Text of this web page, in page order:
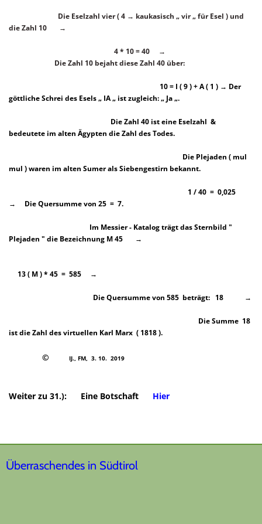
Die Eselzahl vier ( 4 → kaukasisch „ vir „ für Esel ) und
die Zahl 10 →
4 * 10 = 40 →
Die Zahl 10 bejaht diese Zahl 40 über:
10 = I ( 9 ) + A ( 1 ) → Der
göttliche Schrei des Esels „ IA „ ist zugleich: „ Ja „.
Die Zahl 40 ist eine Eselzahl &
bedeutete im alten Ägypten die Zahl des Todes.
Die Plejaden ( mul
mul ) waren im alten Sumer als Siebengestirn bekannt.
1 / 40 = 0,025
→ Die Quersumme von 25 = 7.
Im Messier - Katalog trägt das Sternbild "
Plejaden " die Bezeichnung M 45 →
13 ( M ) * 45 = 585 →
Die Quersumme von 585 beträgt: 18 →
Die Summe 18
ist die Zahl des virtuellen Karl Marx ( 1818 ).
© IJ., FM, 3. 10. 2019
Weiter zu 31.): Eine Botschaft Hier
Überraschendes in Südtirol